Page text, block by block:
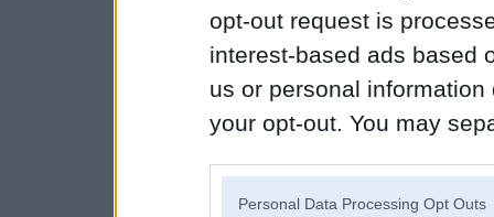
opt-out request is
interest-based ads based
us or personal
your opt-out. You may
Personal Data Processing Opt Outs